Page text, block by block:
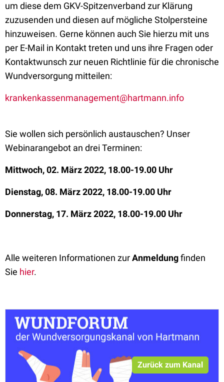
um diese dem GKV-Spitzenverband zur Klärung
zuzusenden und diesen auf mögliche Stolpersteine
hinzuweisen. Gerne können auch Sie hierzu mit uns
per E-Mail in Kontakt treten und uns ihre Fragen oder
Kontaktwunsch zur neuen Richtlinie für die chronische
Wundversorgung mitteilen:
krankenkassenmanagement@hartmann.info
Sie wollen sich persönlich austauschen? Unser
Webinarangebot an drei Terminen:
Mittwoch, 02. März 2022, 18.00-19.00 Uhr
Dienstag, 08. März 2022, 18.00-19.00 Uhr
Donnerstag, 17. März 2022, 18.00-19.00 Uhr
Alle weiteren Informationen zurAnmeldungfinden
Sie hier.
Zurück zum Kanal